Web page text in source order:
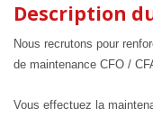
Description
Nous recrutons pour
de maintenance CFO /
Vous effectuez la